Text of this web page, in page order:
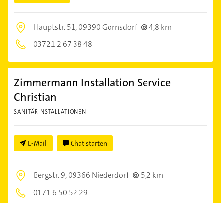
Hauptstr. 51,09390 Gornsdorf
4,8 km
03721 2 67 38 48
Zimmermann Installation Service
Christian
SANITÄRINSTALLATIONEN
E-Mail Chat starten
Bergstr. 9,09366 Niederdorf
5,2 km
0171 6 50 52 29